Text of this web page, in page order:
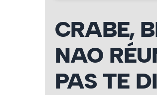
CRABE,
NAO
PAS TE